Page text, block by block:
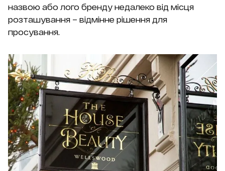
назвою або лого бренду недалеко від місця
розташування – відмінне рішення для
просування.